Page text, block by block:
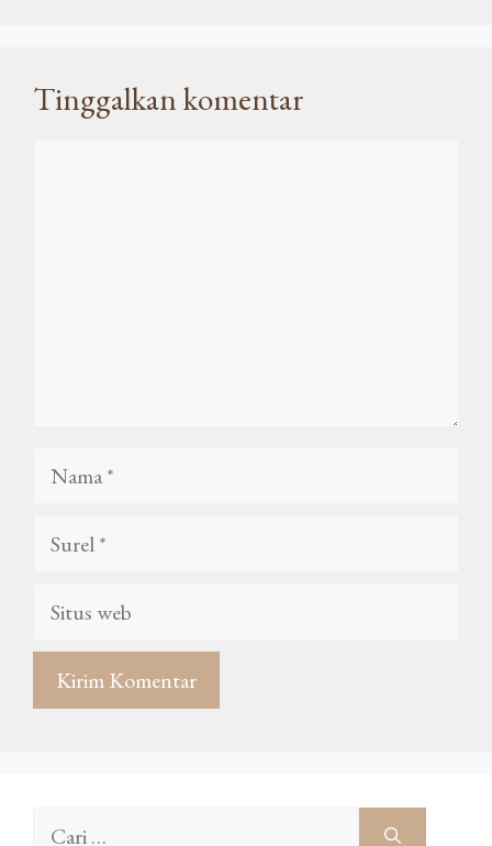
Tinggalkan komentar
Nama
Surel
Situs
Cari